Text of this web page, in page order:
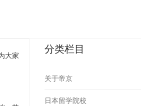
大家
分类栏目
关于帝京
日本留学院校